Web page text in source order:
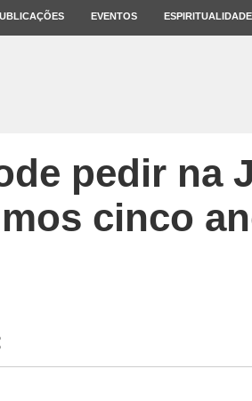
EVENTOS ESPIRITUALIDADE
pedir na
cinco